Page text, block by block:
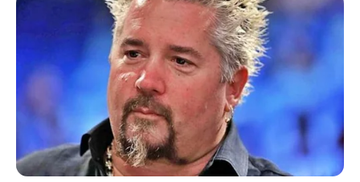
8 Kata Lucu Seputar Malam
Minggu ala Jomblo yang Bikin
Ngenes